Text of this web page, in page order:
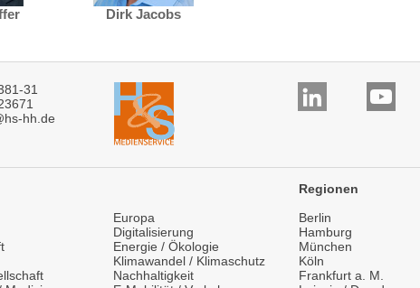
Dirk Jacobs
31
hh.de
Europa
Digitalisierung
Energie / Ökologie
Klimawandel / Klimaschutz
Nachhaltigkeit
Regionen
Berlin
Hamburg
München
Köln
Frankfurt a. M.